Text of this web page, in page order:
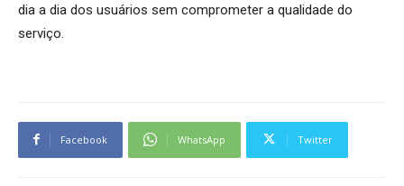
dia a dia dos usuários sem comprometer a qualidade do
serviço.
Facebook WhatsApp Twitter